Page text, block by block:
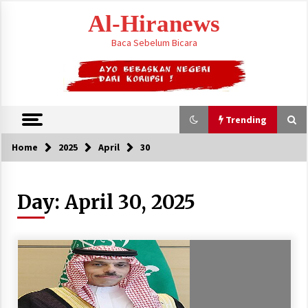
Al-Hiranews
Baca Sebelum Bicara
Trending
Trending
Citra Satelit : Dua Kapal Induk AS Berada di
Dekat Iran
Jelang Armuzna, Kemenhaj Fokus Layani
Jemaah di Makkah
May 17, 2026
Home 2025 April 30
Day: April 30, 2025